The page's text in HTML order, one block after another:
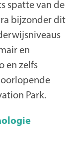
spatte van de
bijzonder dit
en
en zelfs
Park.